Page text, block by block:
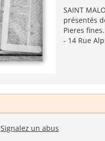
SAINT
présentés
Pieres
- 14 Rue
Signalez un abus